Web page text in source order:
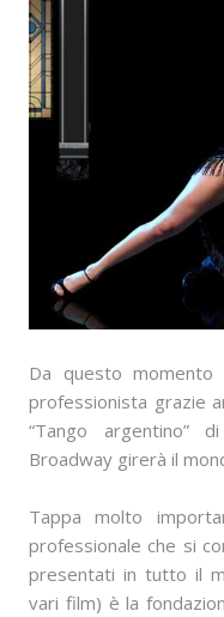
Da questo
professionista grazie
“Tango argentino” di
Broadway girerà il
Tappa molto
professionale che si
presentati in tutto il
vari film) è la